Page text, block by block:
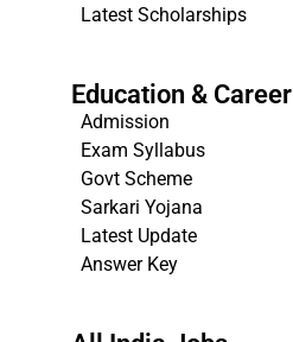
Latest Scholarships
Education & Career
Admission
Exam Syllabus
Govt Scheme
Sarkari Yojana
Latest Update
Answer Key